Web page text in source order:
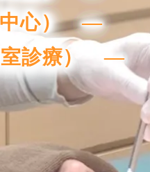
中心） ―
診療） ―